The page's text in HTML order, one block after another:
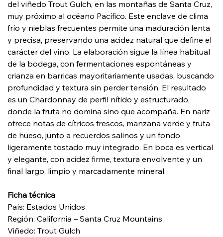
del viñedo Trout Gulch, en las montañas de Santa Cruz,
muy próximo al océano Pacífico. Este enclave de clima
frío y nieblas frecuentes permite una maduración lenta
y precisa, preservando una acidez natural que define el
carácter del vino. La elaboración sigue la línea habitual
de la bodega, con fermentaciones espontáneas y
crianza en barricas mayoritariamente usadas, buscando
profundidad y textura sin perder tensión. El resultado
es un Chardonnay de perfil nítido y estructurado,
donde la fruta no domina sino que acompaña. En nariz
ofrece notas de cítricos frescos, manzana verde y fruta
de hueso, junto a recuerdos salinos y un fondo
ligeramente tostado muy integrado. En boca es vertical
y elegante, con acidez firme, textura envolvente y un
final largo, limpio y marcadamente mineral.
Ficha técnica
País: Estados Unidos
Región: California – Santa Cruz Mountains
Viñedo: Trout Gulch